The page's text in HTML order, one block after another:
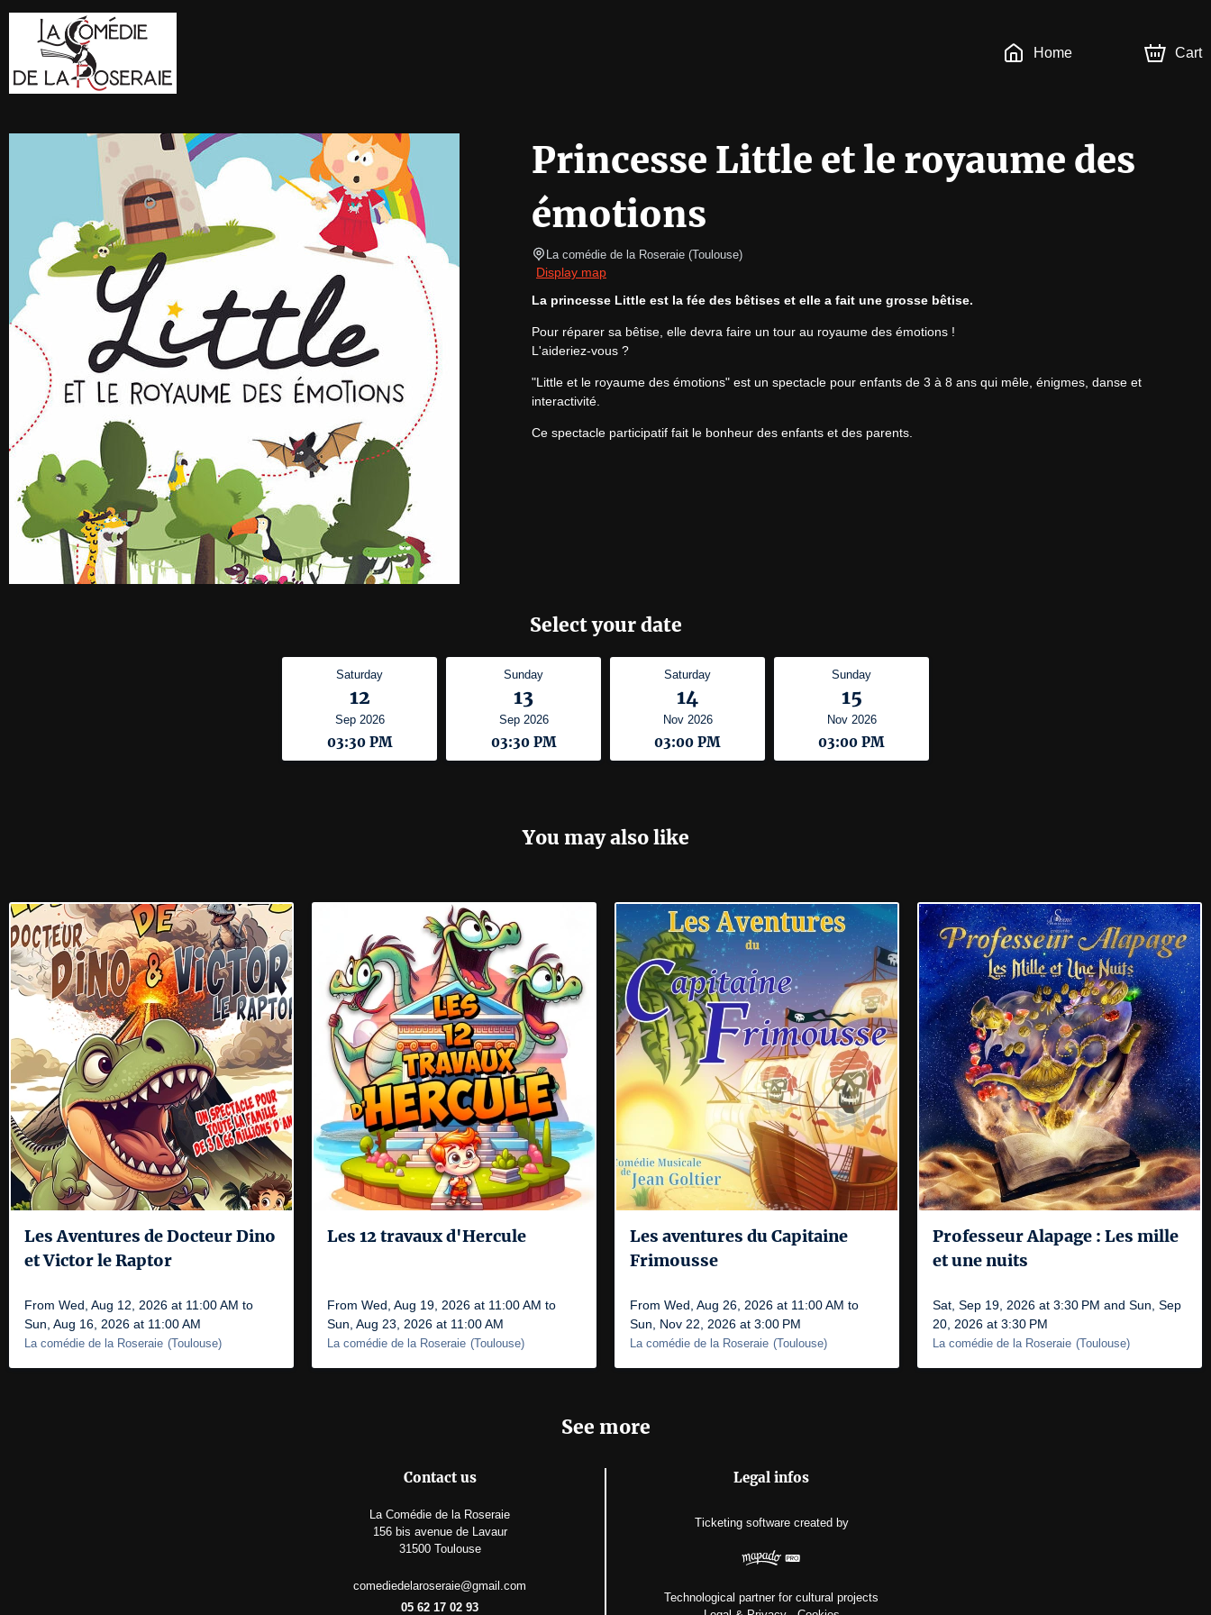
Home Cart
Princesse Little et le royaume des
émotions
La comédie de la Roseraie (Toulouse)
Display map
La princesse Little est la fée des bêtises et elle a fait une grosse bêtise.
Pour réparer sa bêtise, elle devra faire un tour au royaume des émotions !
L'aideriez-vous ?
"Little et le royaume des émotions" est un spectacle pour enfants de 3 à 8 ans qui mêle, énigmes, danse et
interactivité.
Ce spectacle participatif fait le bonheur des enfants et des parents.
Select your date
Saturday
12
Sep 2026
03:30 PM
Sunday
13
Sep 2026
03:30 PM
Saturday
14
Nov 2026
03:00 PM
Sunday
15
Nov 2026
03:00 PM
You may also like
Les Aventures de Docteur Dino
et Victor le Raptor
From Wed, Aug 12, 2026 at 11:00 AM to
Sun, Aug 16, 2026 at 11:00 AM
La comédie de la Roseraie (Toulouse)
Les 12 travaux d'Hercule
From Wed, Aug 19, 2026 at 11:00 AM to
Sun, Aug 23, 2026 at 11:00 AM
La comédie de la Roseraie (Toulouse)
Les aventures du Capitaine
Frimousse
From Wed, Aug 26, 2026 at 11:00 AM to
Sun, Nov 22, 2026 at 3:00 PM
La comédie de la Roseraie (Toulouse)
Professeur Alapage : Les mille
et une nuits
Sat, Sep 19, 2026 at 3:30 PM and Sun, Sep
20, 2026 at 3:30 PM
La comédie de la Roseraie (Toulouse)
See more
Contact us
La Comédie de la Roseraie
156 bis avenue de Lavaur
31500 Toulouse
comediedelaroseraie@gmail.com
05 62 17 02 93
Legal infos
Ticketing software created by
Technological partner for cultural projects